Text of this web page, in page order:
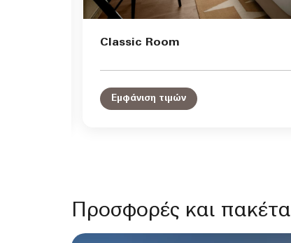
Classic Room
Εμφάνιση τιμών
Προσφορές και πακέτα